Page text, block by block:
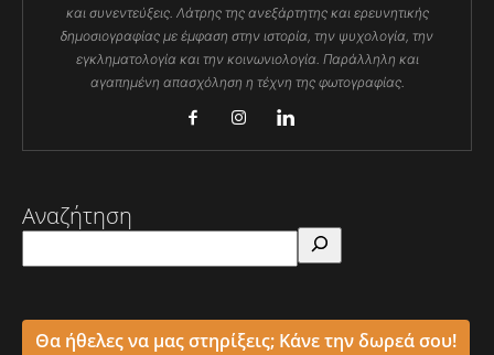
και συνεντεύξεις. Λάτρης της ανεξάρτητης και ερευνητικής
δημοσιογραφίας με έμφαση στην ιστορία, την ψυχολογία, την
εγκληματολογία και την κοινωνιολογία. Παράλληλη και
αγαπημένη απασχόληση η τέχνη της φωτογραφίας.
Αναζήτηση
Θα ήθελες να μας στηρίξεις; Κάνε την δωρεά σου!